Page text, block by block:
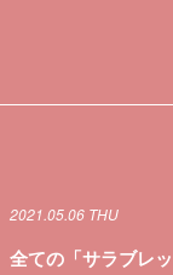
2021.05.06 THU
全ての「サラブレ